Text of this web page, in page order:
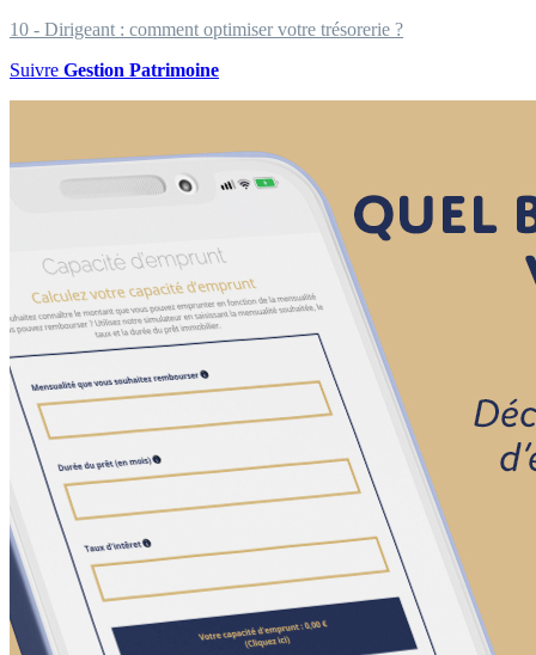
10 - Dirigeant : comment optimiser votre trésorerie ?
Suivre Gestion Patrimoine